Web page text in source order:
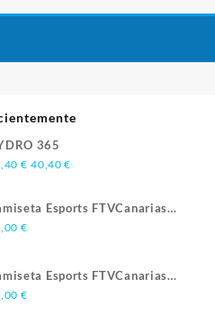
365
€ 40,40€
Esports FTVCanarias
3
€
Esports FTVCanarias
2
€